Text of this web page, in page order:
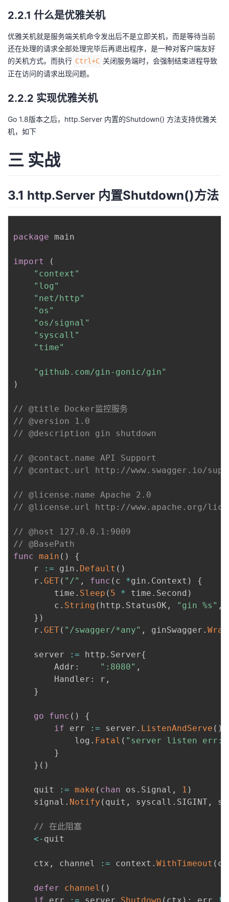
2.2.1 什么是优雅关机
优雅关机就是服务端关机命令发出后不是立即关机，而是等待当前
还在处理的请求全部处理完毕后再退出程序，是一种对客户端友好
的关机方式。而执行 Ctrl+C 关闭服务端时，会强制结束进程导致
正在访问的请求出现问题。
2.2.2 实现优雅关机
Go 1.8版本之后，http.Server 内置的Shutdown() 方法支持优雅关
机，如下
三 实战
3.1 http.Server 内置Shutdown()方法
package main
import
(
"context"
"log"
"net/http"
"os"
"os/signal"
"syscall"
"time"
"github.com/gin-gonic/gin"
)
// @title Docker监控服务
// @version 1.0
// @description gin shutdown
// @contact.name API Support
// @contact.url http://www.swagger.io/
// @license.name Apache 2.0
// @license.url http://www.apache.org/
// @host 127.0.0.1:9009
// @BasePath
func main ( )
{
	r
:= gin . Default ( )
	r
. GET( "/" , func ( c *gin . Context )
{
		time
. Sleep ( 5 * time . Second )
		c
. String ( http . StatusOK , "gin %s" ,
} )
	r
. GET( "/swagger/*any" , ginSwagger .
	server
:= http . Server{
		Addr
: ":8080" ,
		Handler
: r ,
}
go func ( )
{
if err := server . ListenAndServe ( )
			log
. Fatal ( "server listen
}
} ( )
	quit
:= make ( chan os . Signal , 1 )
	signal
. Notify ( quit , syscall . SIGINT ,
// 在此阻塞
<- quit
	ctx
, channel := context . WithTimeout (
defer channel ( )